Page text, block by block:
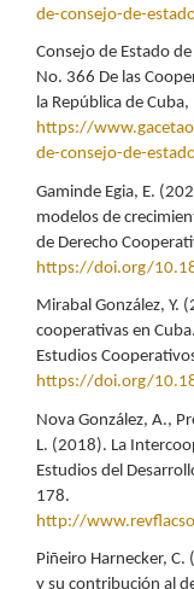
de-consejo-de-
Consejo de Estado
No. 366 De las
la República de
https://
de-consejo-de-
Gaminde Egia, E.
modelos de
de Derecho
https://doi.org/
Mirabal González, Y.
cooperativas en
Estudios
https://doi.org/
Nova González, A.,
L. (2018). La
Estudios del
178.
http://
Piñeiro Harnecker,
y su contribución al